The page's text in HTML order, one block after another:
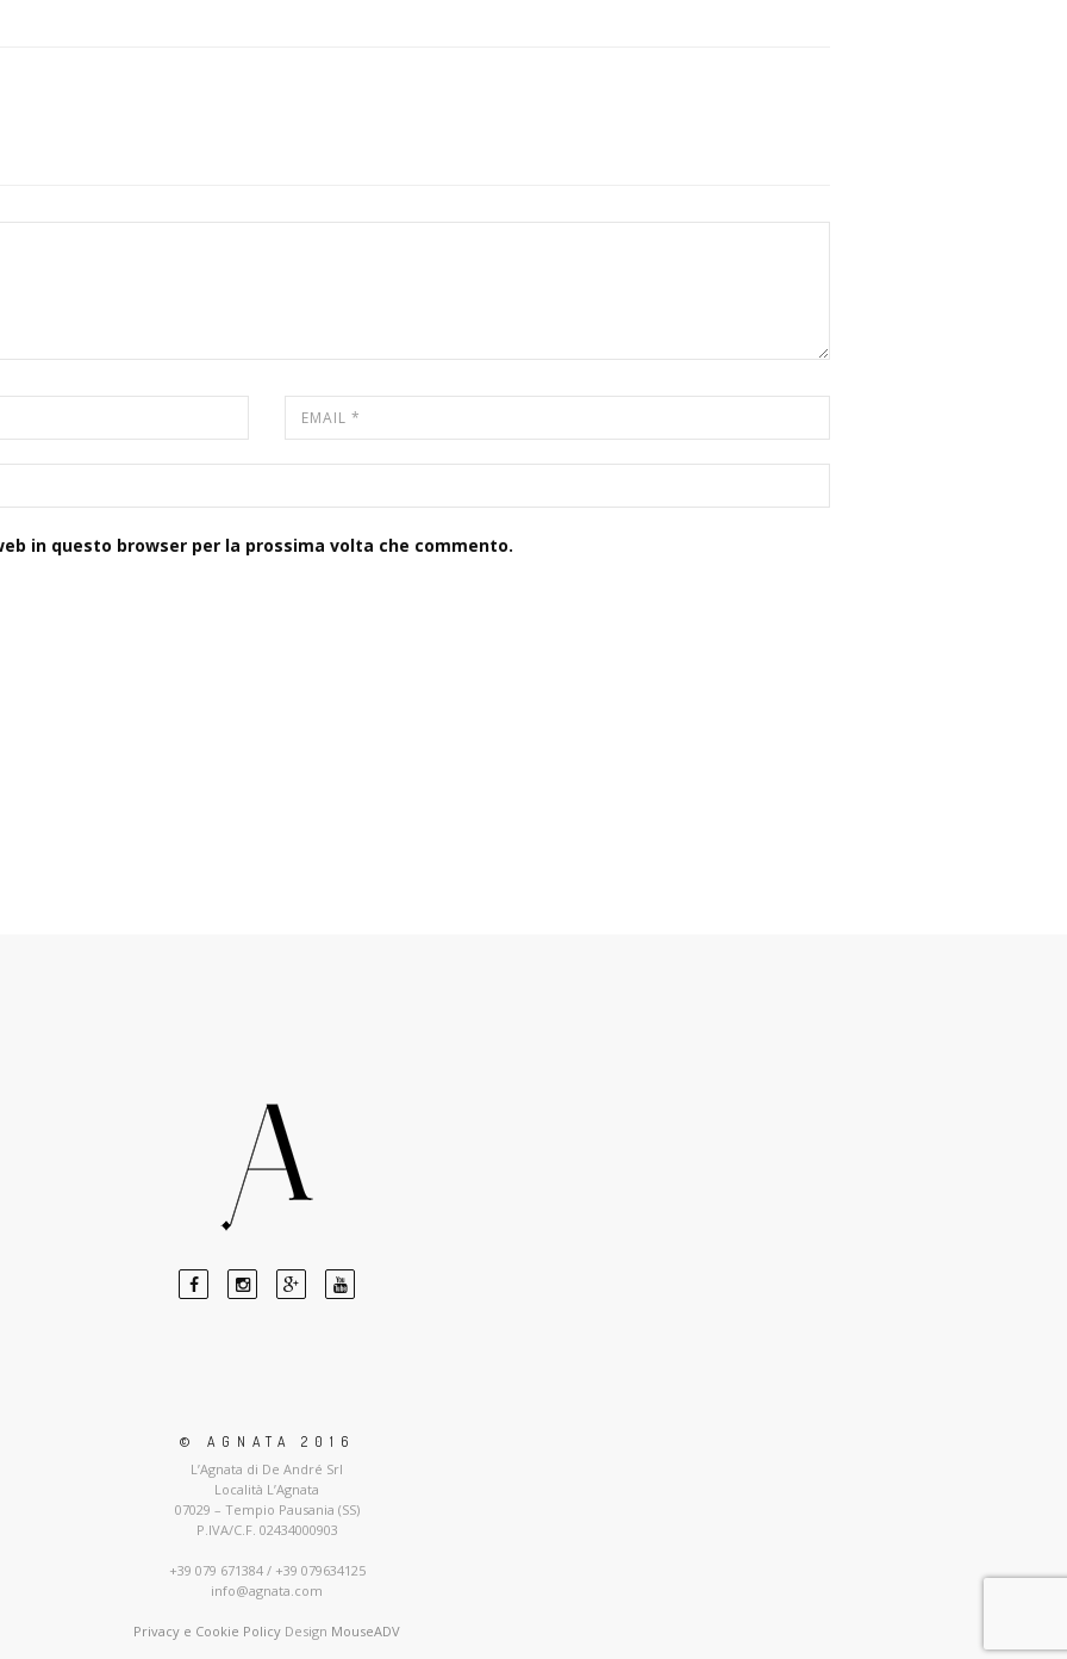
in questo browser per la prossima volta che commento.
© AGNATA 2016
L’Agnata di De André Srl
Località L’Agnata
07029 – Tempio Pausania (SS)
P.IVA/C.F. 02434000903
+39 079 671384 / +39 079634125
info@agnata.com
Privacy e Cookie Policy Design MouseADV